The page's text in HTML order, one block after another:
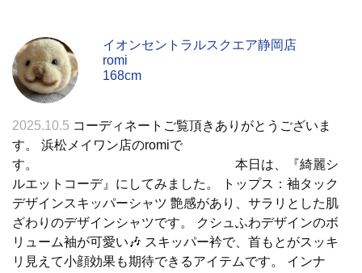
イオンセントラルスクエア静岡店
romi
168cm
2025.10.5 コーディネートご覧頂きありがとうございま
す。 浜松メイワン店のromiで
す。 本日は、『綺麗シ
ルエットコーデ』にしてみました。 トップス：袖タック
デザインスキッパーシャツ 艶感があり、サラリとした肌
ざわりのデザインシャツです。 クシュふわデザインのボ
リューム袖が可愛い🎶 スキッパー衿で、首もとがスッキ
リ見えて小顔効果も期待できるアイテムです。 インナ